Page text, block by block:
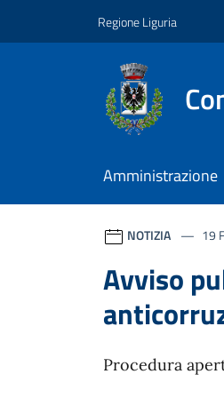
Regione Liguria
Amministrazione
Comune di
Contenuti in
Novità
NOTIZIA 19
Avviso
Procedura